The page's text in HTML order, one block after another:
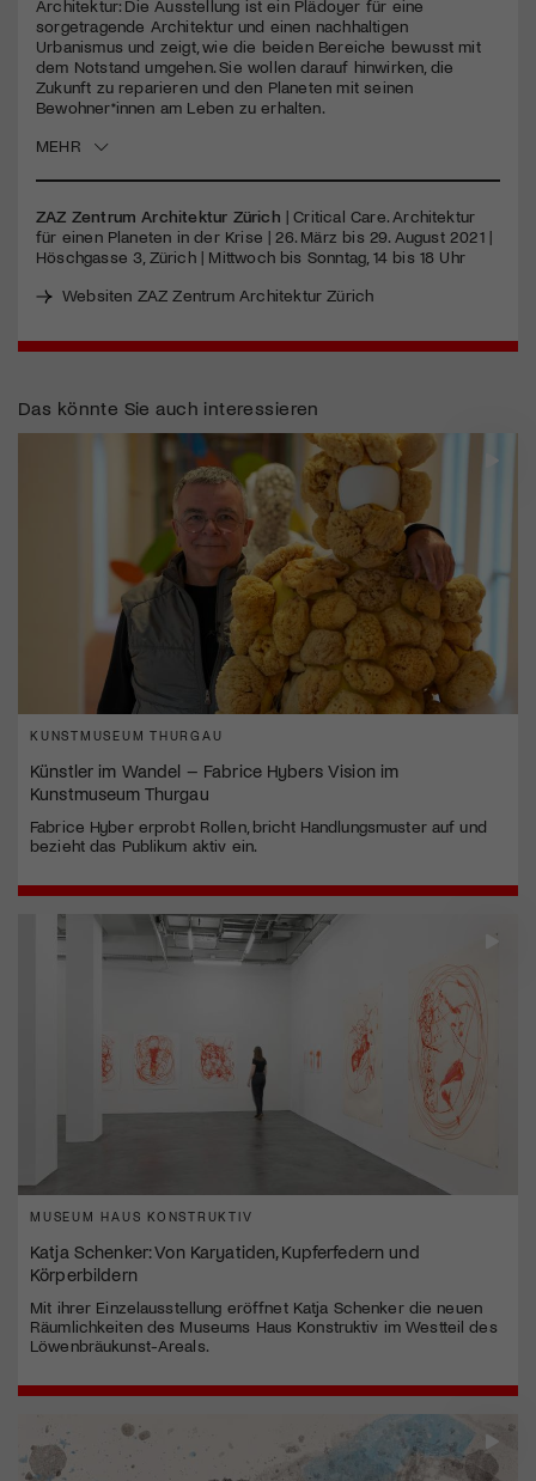
Architektur: Die Ausstellung ist ein Plädoyer für eine
sorgetragende Architektur und einen nachhaltigen
Urbanismus und zeigt, wie die beiden Bereiche bewusst mit
dem Notstand umgehen. Sie wollen darauf hinwirken, die
Zukunft zu reparieren und den Planeten mit seinen
Bewohner*innen am Leben zu erhalten.
MEHR
ZAZ Zentrum Architektur Zürich | Critical Care. Architektur
für einen Planeten in der Krise | 26. März bis 29. August 2021 |
Höschgasse 3, Zürich | Mittwoch bis Sonntag, 14 bis 18 Uhr
Websiten ZAZ Zentrum Architektur Zürich
Das könnte Sie auch interessieren
KUNSTMUSEUM THURGAU
Künstler im Wandel – Fabrice Hybers Vision im
Kunstmuseum Thurgau
Fabrice Hyber erprobt Rollen, bricht Handlungsmuster auf und
bezieht das Publikum aktiv ein.
MUSEUM HAUS KONSTRUKTIV
Katja Schenker: Von Karyatiden, Kupferfedern und
Körperbildern
Mit ihrer Einzelausstellung eröffnet Katja Schenker die neuen
Räumlichkeiten des Museums Haus Konstruktiv im Westteil des
Löwenbräukunst-Areals.